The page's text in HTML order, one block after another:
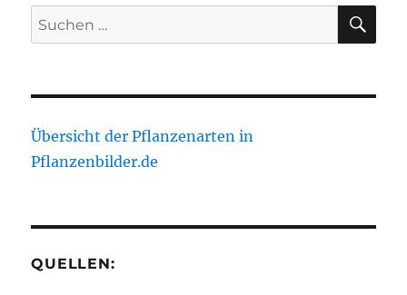
Suche
nach:
Übersicht der Pflanzenarten in
Pflanzenbilder.de
QUELLEN: